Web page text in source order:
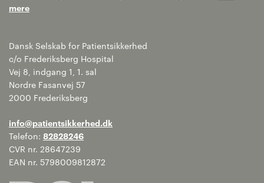
mere
Dansk Selskab for Patientsikkerhed
c/o Frederiksberg Hospital
Vej 8, indgang 1, 1. sal
Nordre Fasanvej 57
2000 Frederiksberg
info@patientsikkerhed.dk
Telefon: 82828246
CVR nr. 28647239
EAN nr. 5798009812872